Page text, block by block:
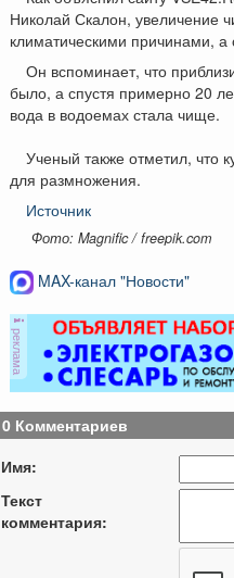
Николай Скалон, увеличение
климатическими причинами, а
Он вспоминает, что
было, а спустя примерно 20
вода в водоемах стала чище.
Ученый также отметил, что
для размножения.
Источник
Фото: Magnific / freepik.com
MAX-канал "Новости"
реклама
0 Комментариев
Имя:
Текст
комментария: